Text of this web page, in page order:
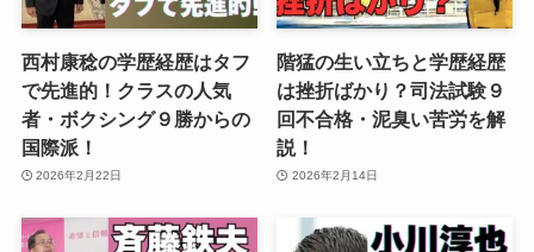
西村康稔の学歴経歴はタフ
で先進的！クラスの人気
者・ボクシング９勝からの
国際派！
2026年2月22日
階猛の生い立ちと学歴経歴
は挫折ばかり？司法試験９
回不合格・泥臭い苦労を解
説！
2026年2月14日